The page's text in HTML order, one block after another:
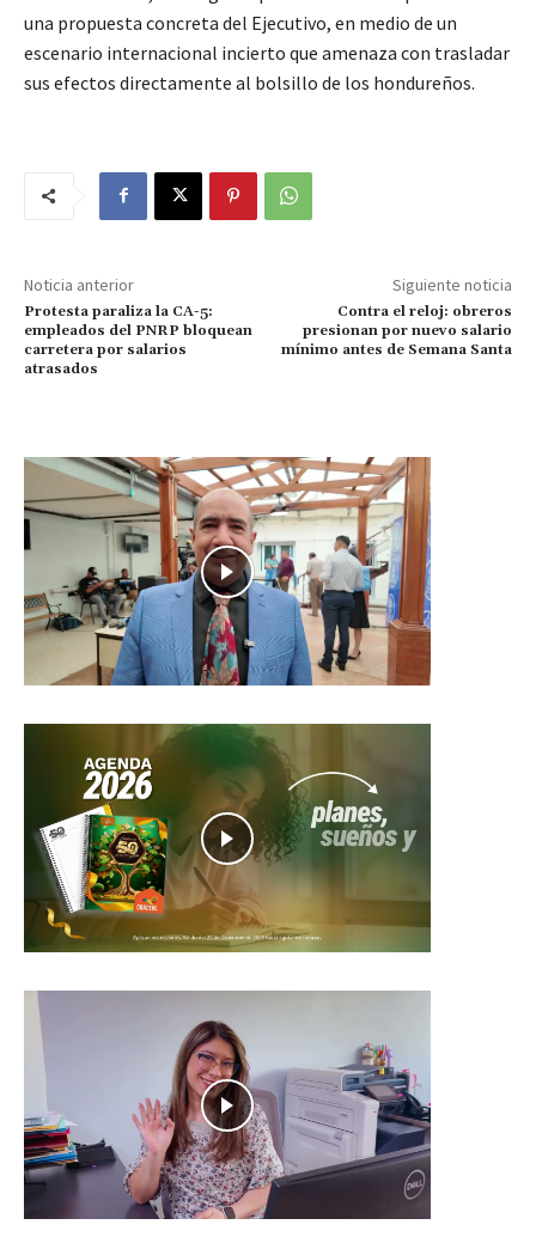
una propuesta concreta del Ejecutivo, en medio de un
escenario internacional incierto que amenaza con trasladar
sus efectos directamente al bolsillo de los hondureños.
Noticia anterior
Protesta paraliza la CA-5:
empleados del PNRP bloquean
carretera por salarios
atrasados
Siguiente noticia
Contra el reloj: obreros
presionan por nuevo salario
mínimo antes de Semana Santa